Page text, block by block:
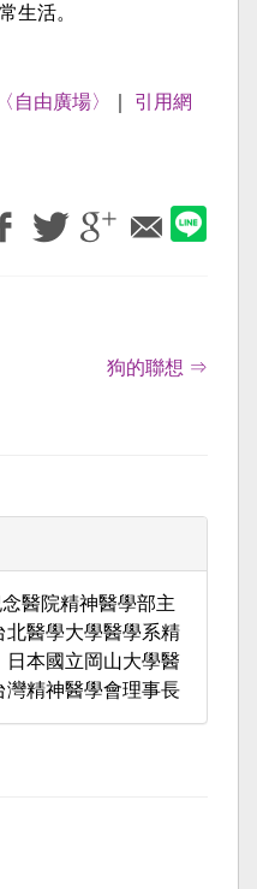
生活。
自由廣場〉
引用網
狗的聯想 ⇒
醫院精神醫學部主
北醫學大學醫學系精
日本國立岡山大學醫
灣精神醫學會理事長